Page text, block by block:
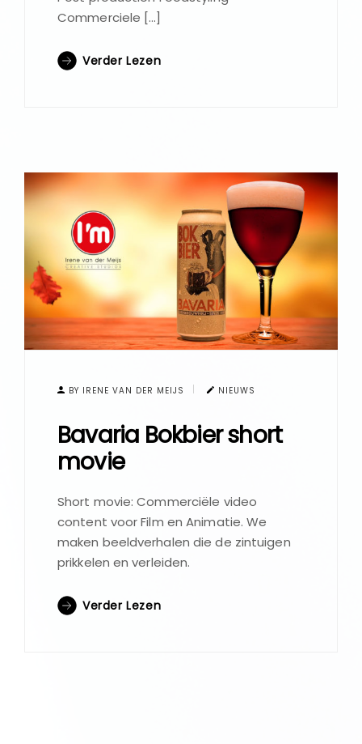
Commerciele […]
Verder Lezen
BY IRENE VAN DER MEIJS NIEUWS
Bavaria Bokbier short
movie
Short movie: Commerciële video
content voor Film en Animatie. We
maken beeldverhalen die de zintuigen
prikkelen en verleiden.
Verder Lezen